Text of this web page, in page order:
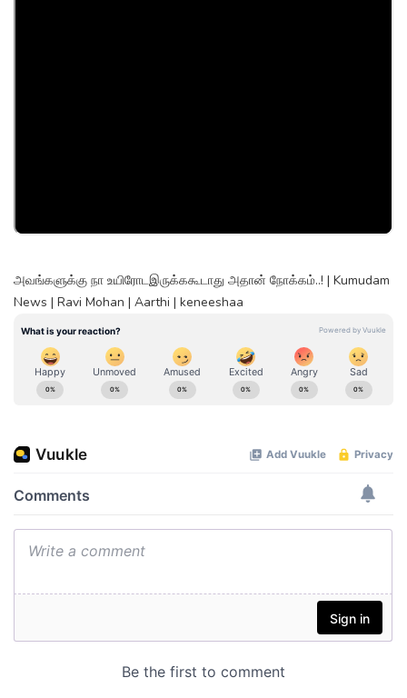
அவங்களுக்கு நா உயிரோடஇருக்ககூடாது அதான் நோக்கம்..! | Kumudam
News | Ravi Mohan | Aarthi | keneeshaa